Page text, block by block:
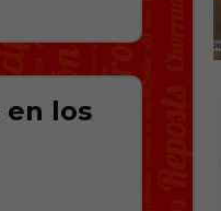
en los